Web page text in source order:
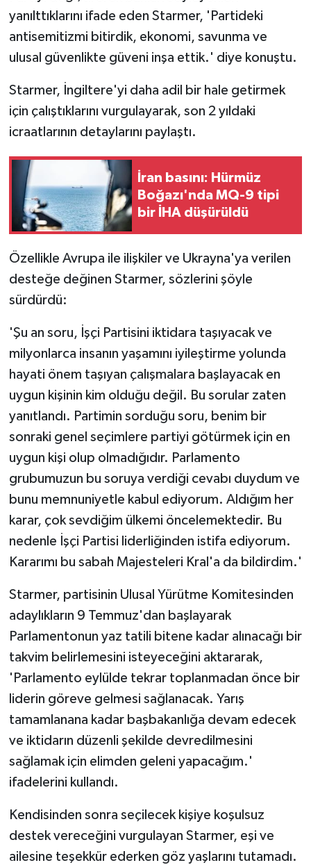
yanılttıklarını ifade eden Starmer, 'Partideki
antisemitizmi bitirdik, ekonomi, savunma ve
ulusal güvenlikte güveni inşa ettik.' diye konuştu.
Starmer, İngiltere'yi daha adil bir hale getirmek
için çalıştıklarını vurgulayarak, son 2 yıldaki
icraatlarının detaylarını paylaştı.
İran basını: Hürmüz
Boğazı'nda MQ-9 tipi
bir İHA düşürüldü
Özellikle Avrupa ile ilişkiler ve Ukrayna'ya verilen
desteğe değinen Starmer, sözlerini şöyle
sürdürdü:
'Şu an soru, İşçi Partisini iktidara taşıyacak ve
milyonlarca insanın yaşamını iyileştirme yolunda
hayati önem taşıyan çalışmalara başlayacak en
uygun kişinin kim olduğu değil. Bu sorular zaten
yanıtlandı. Partimin sorduğu soru, benim bir
sonraki genel seçimlere partiyi götürmek için en
uygun kişi olup olmadığıdır. Parlamento
grubumuzun bu soruya verdiği cevabı duydum ve
bunu memnuniyetle kabul ediyorum. Aldığım her
karar, çok sevdiğim ülkemi öncelemektedir. Bu
nedenle İşçi Partisi liderliğinden istifa ediyorum.
Kararımı bu sabah Majesteleri Kral'a da bildirdim.'
Starmer, partisinin Ulusal Yürütme Komitesinden
adaylıkların 9 Temmuz'dan başlayarak
Parlamentonun yaz tatili bitene kadar alınacağı bir
takvim belirlemesini isteyeceğini aktararak,
⁠'Parlamento eylülde tekrar toplanmadan önce bir
liderin göreve gelmesi sağlanacak. Yarış
tamamlanana kadar başbakanlığa devam edecek
ve iktidarın düzenli şekilde devredilmesini
sağlamak için elimden geleni yapacağım.'
ifadelerini kullandı.
Kendisinden sonra seçilecek kişiye koşulsuz
destek vereceğini vurgulayan Starmer, eşi ve
ailesine teşekkür ederken göz yaşlarını tutamadı.